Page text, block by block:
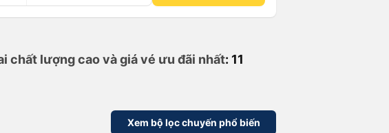
chất lượng cao và giá vé ưu đãi nhất: 11
Xem bộ lọc chuyến phổ biến